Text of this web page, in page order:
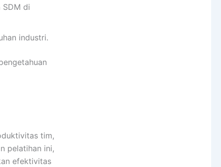
SDM di
industri.
tim,
pelatihan ini,
efektivitas